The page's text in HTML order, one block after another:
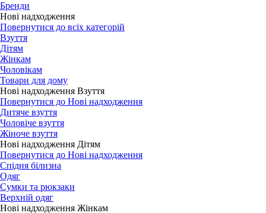
Бренди
Нові надходження
Повернутися до всіх категорій
Взуття
Дітям
Жінкам
Чоловікам
Товари для дому
Нові надходження Взуття
Повернутися до Нові надходження
Дитяче взуття
Чоловіче взуття
Жіноче взуття
Нові надходження Дітям
Повернутися до Нові надходження
Спідня білизна
Одяг
Сумки та рюкзаки
Верхній одяг
Нові надходження Жінкам